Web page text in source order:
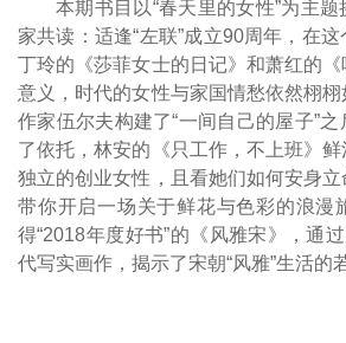
本期书目以“春天里的女性”为主
家共读：适逢“左联”成立90周年，在
丁玲的《莎菲女士的日记》和萧红的
意义，时代的女性与家国情愁依然栩
作家伍尔夫构建了“一间自己的屋子”
了依托，林安的《只工作，不上班》
独立的创业女性，且看她们如何安身
带你开启一场关于鲜花与色彩的浪漫
得“2018年度好书”的《风雅宋》，通
代写实画作，揭示了宋朝“风雅”生活的